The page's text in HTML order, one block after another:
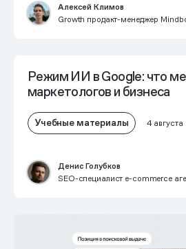
Алексей Климов
Growth продакт-менеджер
Режим ИИ в Google: что
маркетологов и бизнеса
Учебные материалы 4 августа
Денис Голубков
SEO-специалист e-commerce